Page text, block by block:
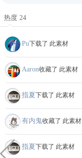
热度 24
Pu下载了 此素材
Aaron收藏了 此素材
指夏下载了 此素材
有内鬼收藏了 此素材
指夏下载了 此素材